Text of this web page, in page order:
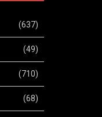
(637)
(49)
(710)
(68)